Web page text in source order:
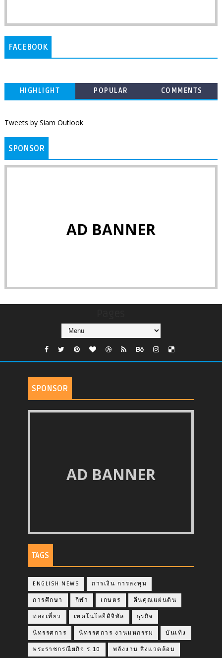
FACEBOOK
HIGHLIGHT POPULAR COMMENTS
Tweets by Siam Outlook
SPONSOR
AD BANNER
SPONSOR
AD BANNER
TAGS
ENGLISH NEWS การเงิน การลงทุน
การศึกษา กีฬา เกษตร คืนคุณแผ่นดิน
ท่องเที่ยว เทคโนโลยีดิจิทัล ธุรกิจ
นิทรรศการ นิทรรศการ งานมหกรรม บันเทิง
พระราชกรณียกิจ ร.10 พลังงาน สิ่งแวดล้อม